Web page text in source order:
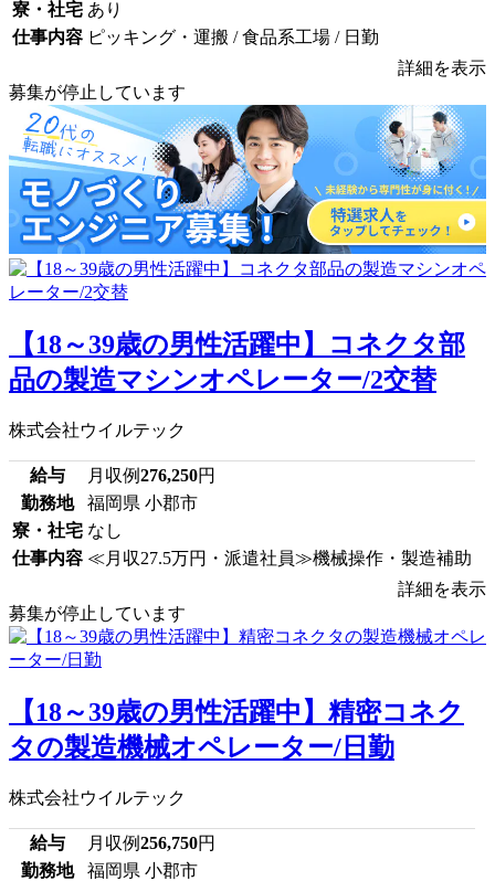
寮・社宅 あり
仕事内容 ピッキング・運搬 / 食品系工場 / 日勤
詳細を表示
募集が停止しています
【18～39歳の男性活躍中】コネクタ部
品の製造マシンオペレーター/2交替
株式会社ウイルテック
給与 月収例276,250円
勤務地
福岡県 小郡市
寮・社宅 なし
仕事内容 ≪月収27.5万円・派遣社員≫機械操作・製造補助
詳細を表示
募集が停止しています
【18～39歳の男性活躍中】精密コネク
タの製造機械オペレーター/日勤
株式会社ウイルテック
給与 月収例256,750円
勤務地
福岡県 小郡市